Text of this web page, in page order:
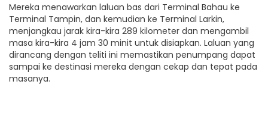
Mereka menawarkan laluan bas dari Terminal Bahau ke
Terminal Tampin, dan kemudian ke Terminal Larkin,
menjangkau jarak kira-kira 289 kilometer dan mengambil
masa kira-kira 4 jam 30 minit untuk disiapkan. Laluan yang
dirancang dengan teliti ini memastikan penumpang dapat
sampai ke destinasi mereka dengan cekap dan tepat pada
masanya.